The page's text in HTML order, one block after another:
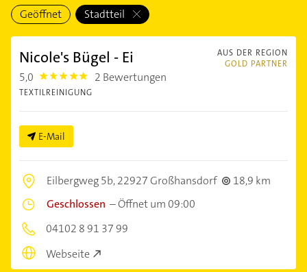
Geöffnet Stadtteil
AUS DER REGION
GOLD PARTNER
Nicole's Bügel - Ei
5,0 5.0 2 Bewertungen
TEXTILREINIGUNG
E-Mail
Eilbergweg 5b,22927 Großhansdorf
18,9 km
Geschlossen –Öffnet um 09:00
04102 8 91 37 99
Webseite